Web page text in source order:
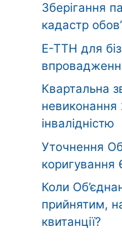
Зберігання
кадастр
Е-ТТН для
Квартальна
невиконання
інвалідністю
Уточнення
коригування
Коли
прийнятим,
квитанції?